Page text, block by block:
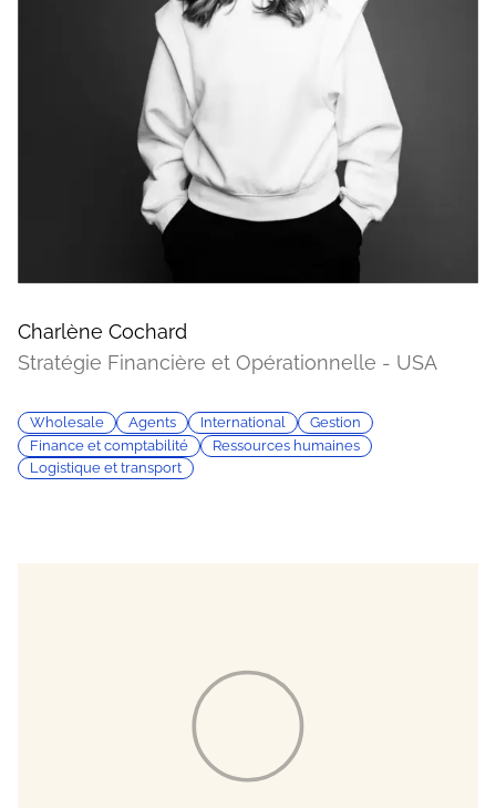
Charlène Cochard
Stratégie Financière et Opérationnelle - USA
Wholesale Agents International
Gestion
Finance et comptabilité
Ressources humaines
Logistique et transport